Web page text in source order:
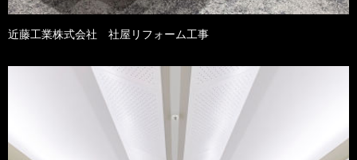
近藤工業株式会社 社屋リフォーム工事